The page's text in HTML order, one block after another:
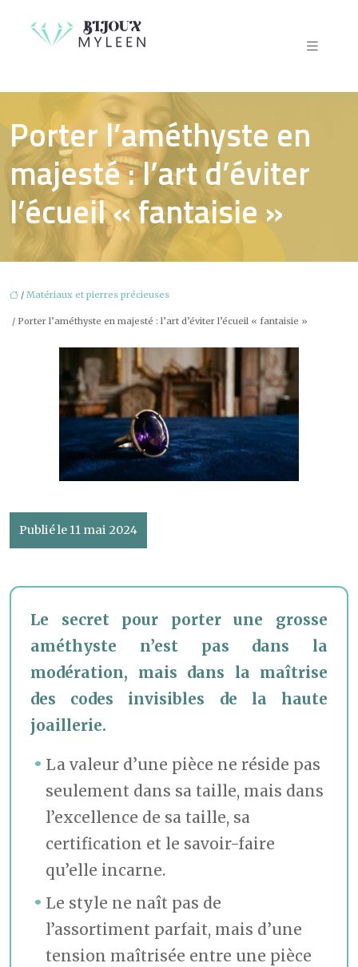
Porter l’améthyste en
majesté : l’art d’éviter
l’écueil « fantaisie »
/ Matériaux et pierres précieuses
/ Porter l’améthyste en majesté : l’art d’éviter l’écueil « fantaisie »
Publié le 11 mai 2024
Le secret pour porter une grosse
améthyste n’est pas dans la
modération, mais dans la maîtrise
des codes invisibles de la haute
joaillerie.
La valeur d’une pièce ne réside pas
seulement dans sa taille, mais dans
l’excellence de sa taille, sa
certification et le savoir-faire
qu’elle incarne.
Le style ne naît pas de
l’assortiment parfait, mais d’une
tension maîtrisée entre une pièce